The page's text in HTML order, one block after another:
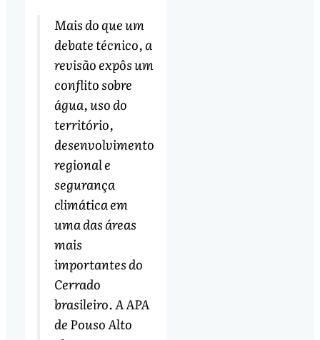
Mais do que um
debate técnico, a
revisão expôs um
conflito sobre
água, uso do
território,
desenvolvimento
regional e
segurança
climática em
uma das áreas
mais
importantes do
Cerrado
brasileiro. A APA
de Pouso Alto